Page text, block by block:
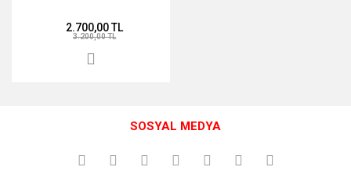
2.700,00 TL
3.200,00 TL
SOSYAL MEDYA